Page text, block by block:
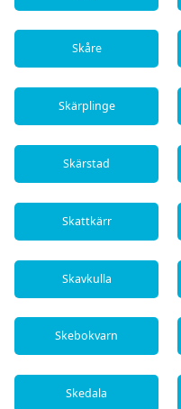
Skåre
Skärplinge
Skärstad
Skattkärr
Skavkulla
Skebokvarn
Skedala